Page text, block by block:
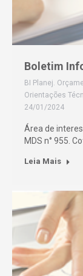
Boletim
BI Planej.
Orientações
24/01/2024
Área de
MDS n° 955.
Leia Mais